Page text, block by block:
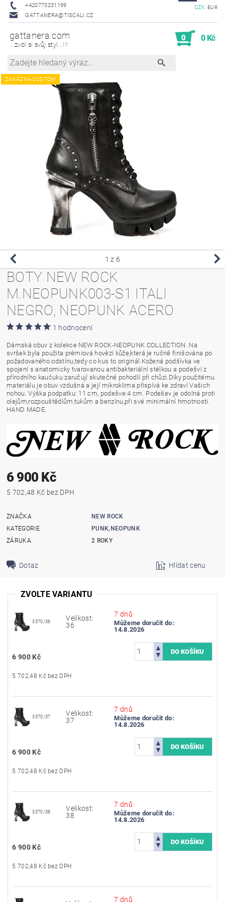
+420775231199
GATTANERA@TISCALI.CZ
CZK EUR
gattanera.com
...zvol si svůj styl...!!!
0 0 Kč
ZAKÁZKA-CUSTOM
1 z 6
BOTY NEW ROCK
M.NEOPUNK003-S1 ITALI
NEGRO, NEOPUNK ACERO
1 hodnocení
Dámská obuv z kolekce NEW ROCK-NEOPUNK COLLECTION .Na
svršek byla použita prémiová hovězí kůže,která je ručně finišována po
požadovaného odstínu,tedy co kus to originál.Kožená podšívka ve
spojení s anatomicky tvarovanou antibakteriální stélkou a podešví z
přírodního kaučuku zaručují skutečné pohodlí při chůzi.Díky použitému
materiálu je obuv vzdušná a její mikroklima přispívá ke zdraví Vašich
nohou. Výška podpatku: 11 cm, podešve:4 cm. Podešev je odolná proti
olejům,rozpouštědlům,tukům a benzínu,při své minimální hmotnosti.
HAND MADE.
6 900 Kč
5 702,48 Kč bez DPH
ZNAČKA
NEW ROCK
KATEGORIE
PUNK,NEOPUNK
ZÁRUKA
2 ROKY
Dotaz Hlídat cenu
ZVOLTE VARIANTU
3370/36
Velikost:
36
7 dnů
Můžeme doručit do:
14.8.2026
6 900 Kč
5 702,48 Kč bez DPH
3370/37
Velikost:
37
7 dnů
Můžeme doručit do:
14.8.2026
6 900 Kč
5 702,48 Kč bez DPH
3370/38
Velikost:
38
7 dnů
Můžeme doručit do:
14.8.2026
6 900 Kč
5 702,48 Kč bez DPH
7 dnů